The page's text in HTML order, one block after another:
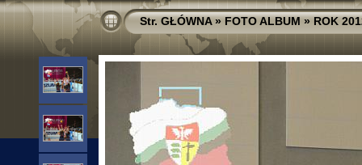
Str. GŁÓWNA»FOTO ALBUM»ROK